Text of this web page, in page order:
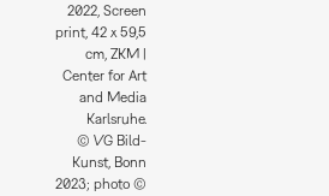
2022, Screen
print, 42 x 59,5
cm, ZKM |
Center for Art
and Media
Karlsruhe.
© VG Bild-
Kunst, Bonn
2023; photo ©